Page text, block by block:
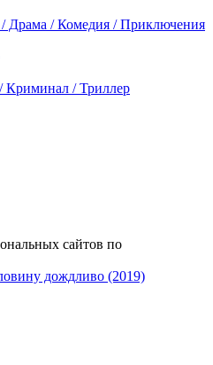
Драма / Комедия / Приключения
Криминал / Триллер
сайтов по
дождливо (2019)